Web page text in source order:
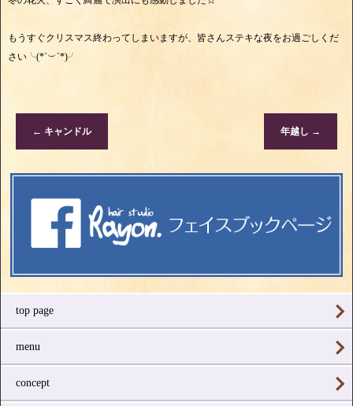
もうすぐクリスマス終わってしまいますが、皆さんステキな夜をお過ごしくだ
さい╰(*´︶`*)╯
← キャンドル 年越し →
top page
menu
concept